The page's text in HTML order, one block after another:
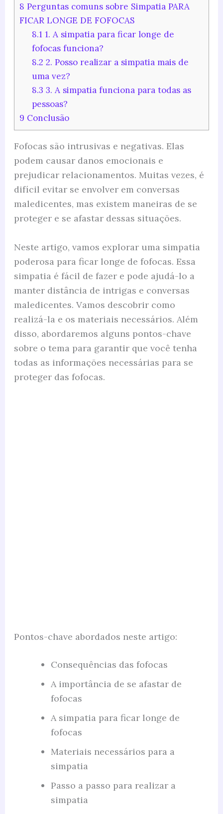
8 Perguntas comuns sobre Simpatia PARA
FICAR LONGE DE FOFOCAS
8.1 1. A simpatia para ficar longe de
fofocas funciona?
8.2 2. Posso realizar a simpatia mais de
uma vez?
8.3 3. A simpatia funciona para todas as
pessoas?
9 Conclusão
Fofocas são intrusivas e negativas. Elas
podem causar danos emocionais e
prejudicar relacionamentos. Muitas vezes, é
difícil evitar se envolver em conversas
maledicentes, mas existem maneiras de se
proteger e se afastar dessas situações.
Neste artigo, vamos explorar uma simpatia
poderosa para ficar longe de fofocas. Essa
simpatia é fácil de fazer e pode ajudá-lo a
manter distância de intrigas e conversas
maledicentes. Vamos descobrir como
realizá-la e os materiais necessários. Além
disso, abordaremos alguns pontos-chave
sobre o tema para garantir que você tenha
todas as informações necessárias para se
proteger das fofocas.
Pontos-chave abordados neste artigo:
Consequências das fofocas
A importância de se afastar de
fofocas
A simpatia para ficar longe de
fofocas
Materiais necessários para a
simpatia
Passo a passo para realizar a
simpatia